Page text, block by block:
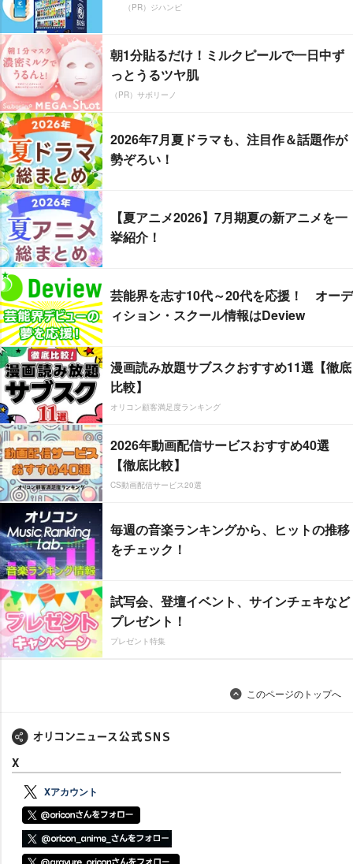
（PR）ジハンピ
朝1分貼るだけ！ミルクピールで一日中ず
っとうるツヤ肌
（PR）サボリーノ
2026年7月夏ドラマも、注目作＆話題作が
勢ぞろい！
【夏アニメ2026】7月期夏の新アニメを一
挙紹介！
芸能界を志す10代～20代を応援！ オーデ
ィション・スクール情報はDeview
漫画読み放題サブスクおすすめ11選【徹底
比較】
オリコン顧客満足度ランキング
2026年動画配信サービスおすすめ40選
【徹底比較】
CS動画配信サービス20選
毎週の音楽ランキングから、ヒットの推移
をチェック！
試写会、登壇イベント、サインチェキなど
プレゼント！
プレゼント特集
このページのトップへ
X
Xアカウント